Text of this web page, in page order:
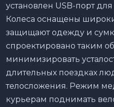
установлен USB-порт
Колеса оснащены
защищают одежду и
спроектировано таким
минимизировать
длительных поездках
телосложения. Режим
курьерам поднимать